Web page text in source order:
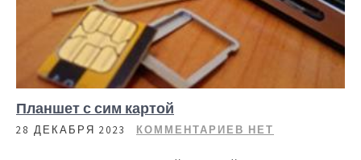
Планшет с сим картой
28 ДЕКАБРЯ 2023 КОММЕНТАРИЕВ НЕТ